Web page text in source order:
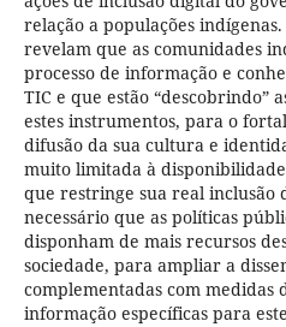
relação a populações
revelam que as comunidades
processo de informação e
TIC e que estão “descobrindo”
estes instrumentos, para o
difusão da sua cultura e
muito limitada à
que restringe sua real inclusão
necessário que as políticas
disponham de mais recursos
sociedade, para ampliar a
complementadas com medidas
informação específicas para